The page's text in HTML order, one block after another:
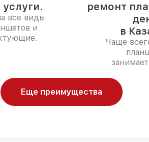
все виды
и
ремонт
в
Чаще
Еще преимущества